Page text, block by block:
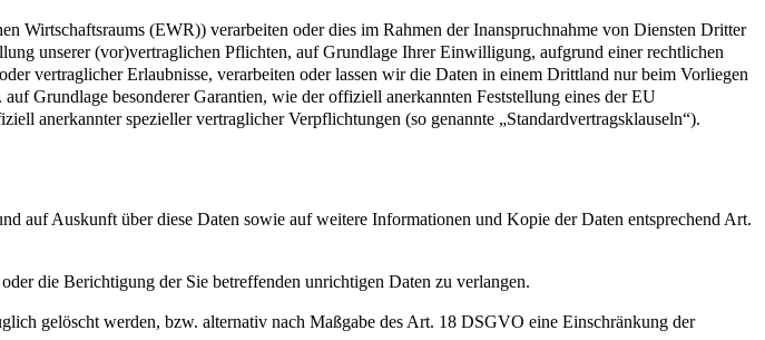
Wirtschaftsraums (EWR)) verarbeiten oder dies im Rahmen der Inanspruchnahme von Diensten Dritter
unserer (vor)vertraglichen Pflichten, auf Grundlage Ihrer Einwilligung, aufgrund einer rechtlichen
vertraglicher Erlaubnisse, verarbeiten oder lassen wir die Daten in einem Drittland nur beim Vorliegen
Grundlage besonderer Garantien, wie der offiziell anerkannten Feststellung eines der EU
anerkannter spezieller vertraglicher Verpflichtungen (so genannte „Standardvertragsklauseln“).
auf Auskunft über diese Daten sowie auf weitere Informationen und Kopie der Daten entsprechend Art.
die Berichtigung der Sie betreffenden unrichtigen Daten zu verlangen.
gelöscht werden, bzw. alternativ nach Maßgabe des Art. 18 DSGVO eine Einschränkung der